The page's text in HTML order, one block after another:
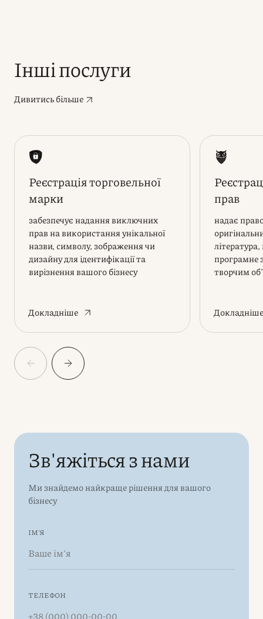
Інші послуги
Дивитись більше
Реєстрація торговельної
марки
забезпечує надання виключних
прав на використання унікальної
назви, символу, зображення чи
дизайну для ідентифікації та
вирізнення вашого бізнесу
Докладніше
прав
надає
програмне
творчим
Докладніше
Зв'яжіться з нами
Ми знайдемо найкраще рішення для вашого
бізнесу
ІМ'Я
ТЕЛЕФОН